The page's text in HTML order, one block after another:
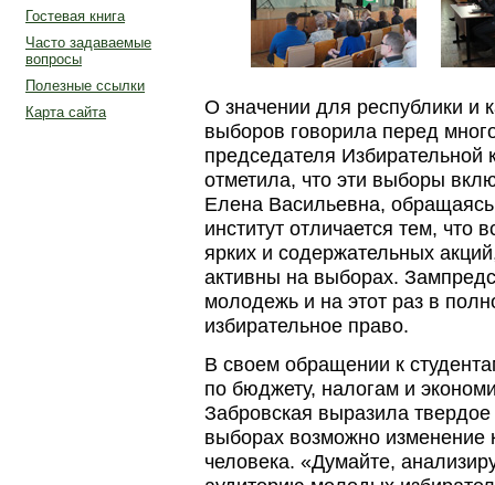
Гостевая книга
Часто задаваемые
вопросы
Полезные ссылки
Карта сайта
О значении для республики и
выборов говорила перед
председателя
отметила, что эти выборы
Елена Васильевна, обращаясь
институт отличается тем, что
ярких и содержательных
активны на выборах.
молодежь и на этот раз в
избирательное право.
В своем обращении к
по бюджету, налогам и
Забровская выразила
выборах возможно изменение
человека. «Думайте,